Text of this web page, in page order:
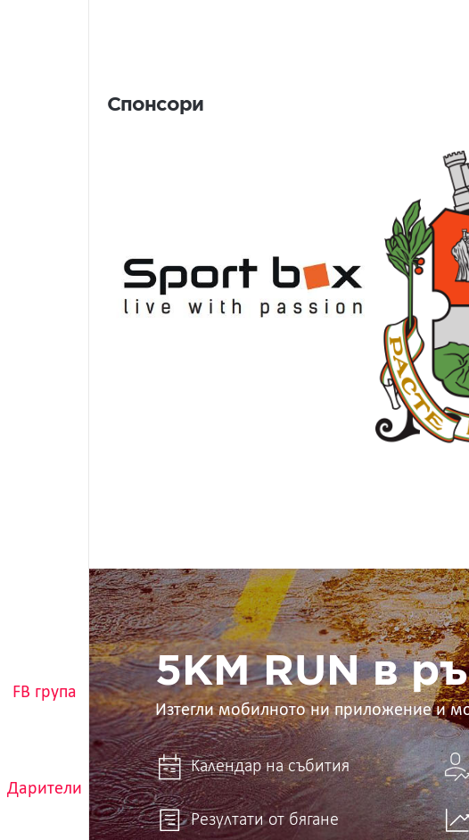
FB група
Дарители
Спонсори
5KM
RUN
в
ръцете
ти
5KM RUN в
Изтегли мобилното ни приложение и
Календар на събития
Резултати от бягане